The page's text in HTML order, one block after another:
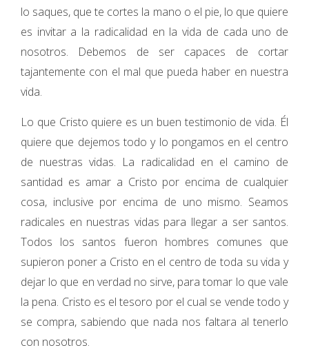
lo saques, que te cortes la mano o el pie, lo que quiere
es invitar a la radicalidad en la vida de cada uno de
nosotros. Debemos de ser capaces de cortar
tajantemente con el mal que pueda haber en nuestra
vida.
Lo que Cristo quiere es un buen testimonio de vida. Él
quiere que dejemos todo y lo pongamos en el centro
de nuestras vidas. La radicalidad en el camino de
santidad es amar a Cristo por encima de cualquier
cosa, inclusive por encima de uno mismo. Seamos
radicales en nuestras vidas para llegar a ser santos.
Todos los santos fueron hombres comunes que
supieron poner a Cristo en el centro de toda su vida y
dejar lo que en verdad no sirve, para tomar lo que vale
la pena. Cristo es el tesoro por el cual se vende todo y
se compra, sabiendo que nada nos faltara al tenerlo
con nosotros.